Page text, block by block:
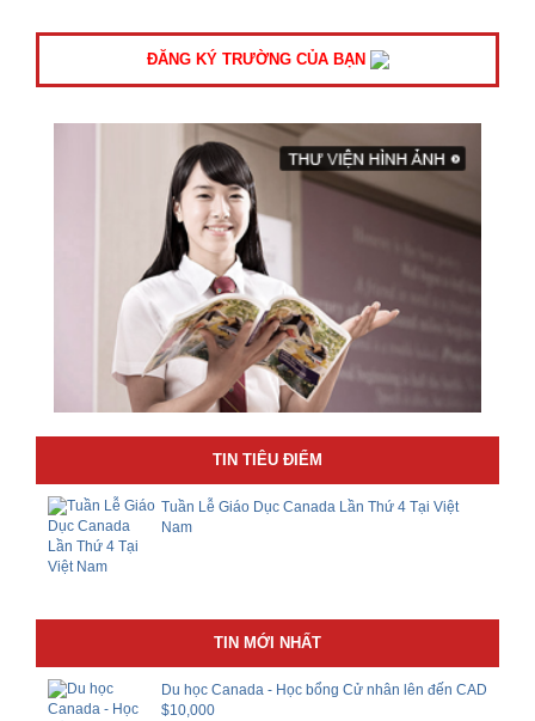
ĐĂNG KÝ TRƯỜNG CỦA BẠN
TIN TIÊU ĐIỂM
Tuần Lễ Giáo Dục Canada Lần Thứ 4 Tại Việt
Nam
TIN MỚI NHẤT
Du học Canada - Học bổng Cử nhân lên đến CAD
$10,000